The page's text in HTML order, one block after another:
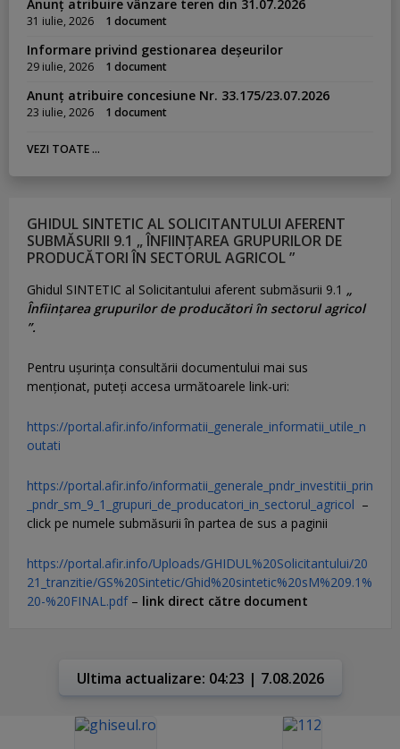
Anunț atribuire vânzare teren din 31.07.2026
31 iulie, 2026 1 document
Informare privind gestionarea deșeurilor
29 iulie, 2026 1 document
Anunț atribuire concesiune Nr. 33.175/23.07.2026
23 iulie, 2026 1 document
VEZI TOATE ...
GHIDUL SINTETIC AL SOLICITANTULUI AFERENT
SUBMĂSURII 9.1 „ ÎNFIINȚAREA GRUPURILOR DE
PRODUCĂTORI ÎN SECTORUL AGRICOL ”
Ghidul SINTETIC al Solicitantului aferent submăsurii 9.1 „
Înființarea grupurilor de producători în sectorul agricol
”.
Pentru uşurinţa consultării documentului mai sus
menţionat, puteţi accesa următoarele link-uri:
https://portal.afir.info/informatii_generale_informatii_utile_n
outati
https://portal.afir.info/informatii_generale_pndr_investitii_prin
_pndr_sm_9_1_grupuri_de_producatori_in_sectorul_agricol –
click pe numele submăsurii în partea de sus a paginii
https://portal.afir.info/Uploads/GHIDUL%20Solicitantului/20
21_tranzitie/GS%20Sintetic/Ghid%20sintetic%20sM%209.1%
20-%20FINAL.pdf– link direct către document
Ultima actualizare: 04:23 | 7.08.2026